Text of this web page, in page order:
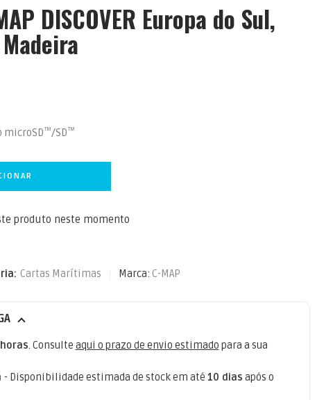
DISCOVER Europa do Sul,
microSD™/SD™
produto neste momento
Cartas Marítimas Marca: C-MAP
. Consulte aqui o prazo de envio estimado para a sua
- Disponibilidade estimada de stock em até 10 dias após o